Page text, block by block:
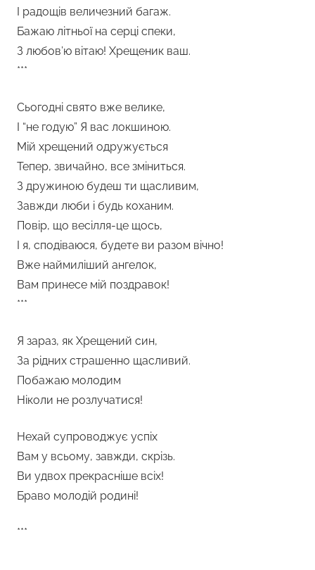
І радощів величезний багаж.
Бажаю літньої на серці спеки,
З любов’ю вітаю! Хрещеник ваш.
***
Сьогодні свято вже велике,
І “не годую” Я вас локшиною.
Мій хрещений одружується
Тепер, звичайно, все зміниться.
З дружиною будеш ти щасливим,
Завжди люби і будь коханим.
Повір, що весілля-це щось,
І я, сподіваюся, будете ви разом вічно!
Вже наймиліший ангелок,
Вам принесе мій поздравок!
***
Я зараз, як Хрещений син,
За рідних страшенно щасливий.
Побажаю молодим
Ніколи не розлучатися!
Нехай супроводжує успіх
Вам у всьому, завжди, скрізь.
Ви удвох прекрасніше всіх!
Браво молодій родині!
***